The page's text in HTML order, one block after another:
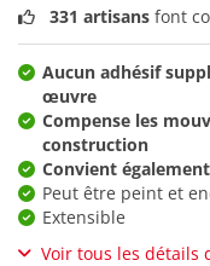
331 artisans font
Aucun adhésif
œuvre
Compense les
construction
Convient
Peut être peint et
Extensible
Voir tous les détails